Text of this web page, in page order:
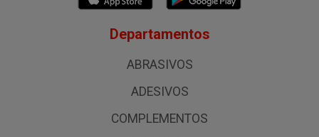
Departamentos
ABRASIVOS
ADESIVOS
COMPLEMENTOS